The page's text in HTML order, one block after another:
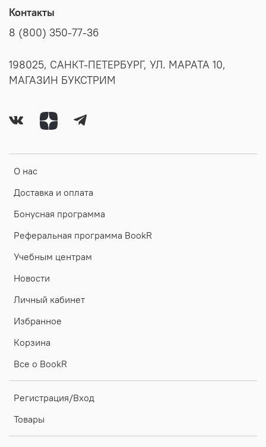
О нас
Доставка и оплата
Бонусная программа
Реферальная программа BookR
Учебным центрам
Новости
Личный кабинет
Избранное
Корзина
Все о BookR
Регистрация/Вход
Товары
Контакты
8 (800) 350-77-36
198025, САНКТ-ПЕТЕРБУРГ, УЛ. МАРАТА 10,
МАГАЗИН БУКСТРИМ